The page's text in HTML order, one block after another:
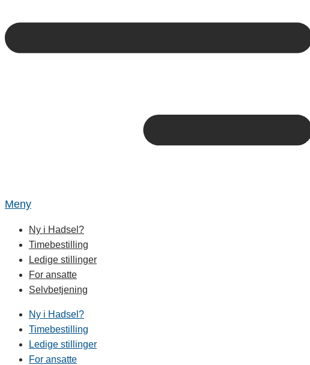
Meny
Ny i Hadsel?
Timebestilling
Ledige stillinger
For ansatte
Selvbetjening
Ny i Hadsel?
Timebestilling
Ledige stillinger
For ansatte